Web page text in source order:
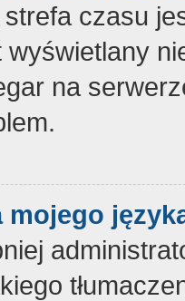
czasu
na
mojego